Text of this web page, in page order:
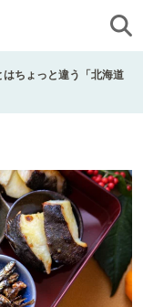
ちょっと違う「北海道